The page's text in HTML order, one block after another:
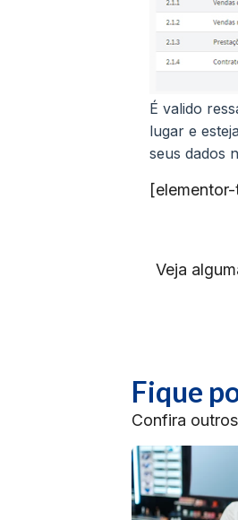
É valido
lugar e
seus dados
Veja
Fique
Confira